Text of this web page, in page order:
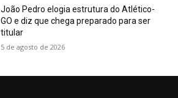
João Pedro elogia estrutura do Atlético-
GO e diz que chega preparado para ser
titular
5 de agosto de 2026